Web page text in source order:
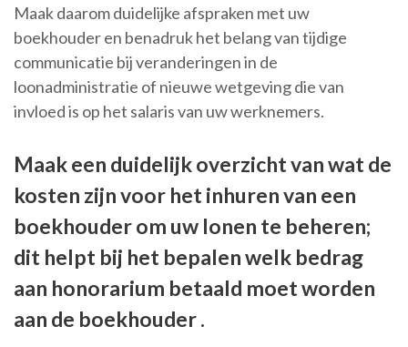
Maak daarom duidelijke afspraken met uw
boekhouder en benadruk het belang van tijdige
communicatie bij veranderingen in de
loonadministratie of nieuwe wetgeving die van
invloed is op het salaris van uw werknemers.
Maak een duidelijk overzicht van wat de
kosten zijn voor het inhuren van een
boekhouder om uw lonen te beheren;
dit helpt bij het bepalen welk bedrag
aan honorarium betaald moet worden
aan de boekhouder .